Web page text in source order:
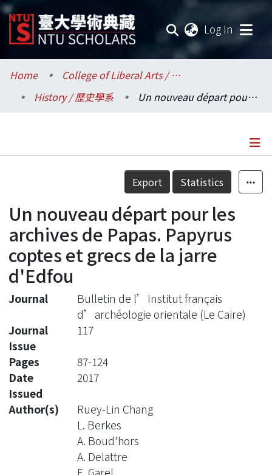
Log In
Communities & Collections
Research Outputs
Statistics
Home
College of Liberal Arts / 文學院
History / 歷史學系
Un nouveau départ pour les archives de Papas. Papyrus coptes et grecs de la jarre d'Edfou
Details
Export Statistics
Un nouveau départ pour les
archives de Papas. Papyrus
coptes et grecs de la jarre
d'Edfou
Journal
Bulletin de l’Institut français
d’archéologie orientale (Le Caire)
Journal
Issue
117
Pages
87-124
Date
Issued
2017
Author(s)
Ruey-Lin Chang
L. Berkes
A. Boud'hors
A. Delattre